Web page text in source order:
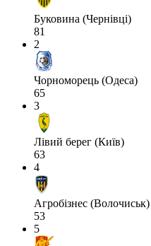
Буковина (Чернівці)
81
2
Чорноморець (Одеса)
65
3
Лівий берег (Київ)
63
4
Агробізнес (Волочиськ)
53
5